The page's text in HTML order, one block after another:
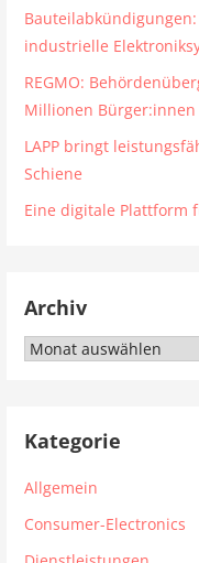
industrielle
REGMO:
Millionen Bürger:innen
LAPP bringt
Schiene
Eine digitale Plattform
Archiv
Archiv
Kategorie
Allgemein
Consumer-Electronics